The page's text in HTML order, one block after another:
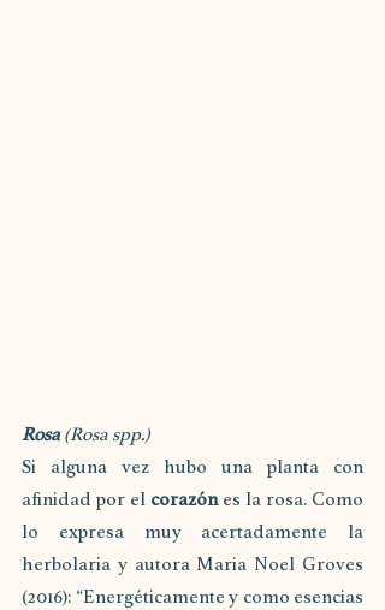
Rosa (Rosa spp.)
Si alguna vez hubo una planta con
afinidad por el corazón es la rosa. Como
lo expresa muy acertadamente la
herbolaria y autora Maria Noel Groves
(2016): “Energéticamente y como esencias